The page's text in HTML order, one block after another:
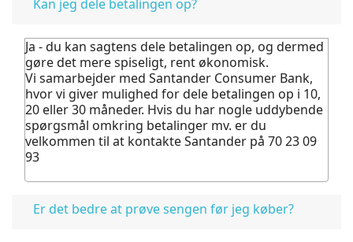
Kan jeg dele betalingen op?
Ja - du kan sagtens dele betalingen op, og dermed
gøre det mere spiseligt, rent økonomisk.
Vi samarbejder med Santander Consumer Bank,
hvor vi giver mulighed for dele betalingen op i 10,
20 eller 30 måneder. Hvis du har nogle uddybende
spørgsmål omkring betalinger mv. er du
velkommen til at kontakte Santander på 70 23 09
93
Er det bedre at prøve sengen før jeg køber?